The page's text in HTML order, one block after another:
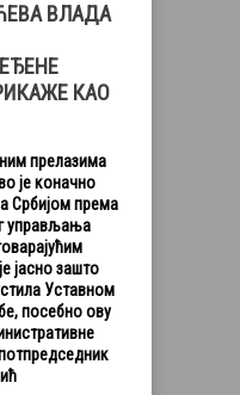
ВЛАДА
КАО
прелазима
је коначно
Србијом према
управљања
јасно зашто
Уставном
посебно ову